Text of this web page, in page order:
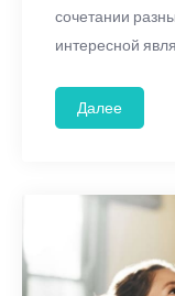
сочетании
интересной
Далее